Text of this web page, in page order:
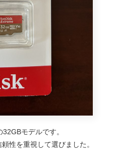
モデルです。
性を重視して選びました。